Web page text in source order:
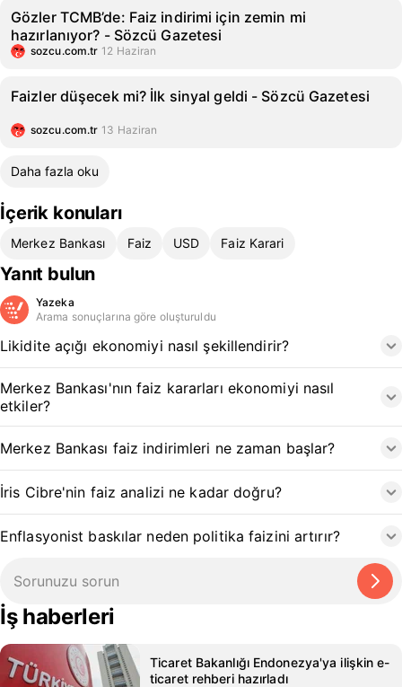
Gözler TCMB’de: Faiz indirimi için zemin mi
hazırlanıyor? - Sözcü Gazetesi
sozcu.com.tr 12 Haziran
Faizler düşecek mi? İlk sinyal geldi - Sözcü Gazetesi
sozcu.com.tr 13 Haziran
Daha fazla oku
İçerik konuları
Merkez Bankası Faiz USD Faiz Karari
Yanıt bulun
Yazeka
Arama sonuçlarına göre oluşturuldu
Likidite açığı ekonomiyi nasıl şekillendirir?
Merkez Bankası'nın faiz kararları ekonomiyi nasıl
etkiler?
Merkez Bankası faiz indirimleri ne zaman başlar?
İris Cibre'nin faiz analizi ne kadar doğru?
Enflasyonist baskılar neden politika faizini artırır?
İş haberleri
Ticaret Bakanlığı Endonezya'ya ilişkin e-
ticaret rehberi hazırladı